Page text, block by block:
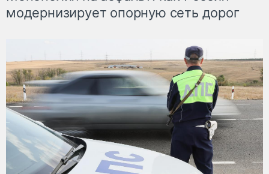
модернизирует опорную сеть дорог